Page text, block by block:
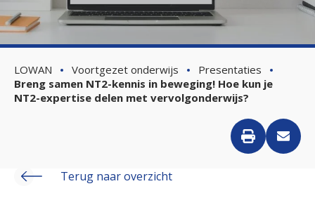
LOWAN Voortgezet onderwijs
Presentaties
Breng samen NT2-kennis in beweging! Hoe kun je
NT2-expertise delen met vervolgonderwijs?
Terug naar overzicht